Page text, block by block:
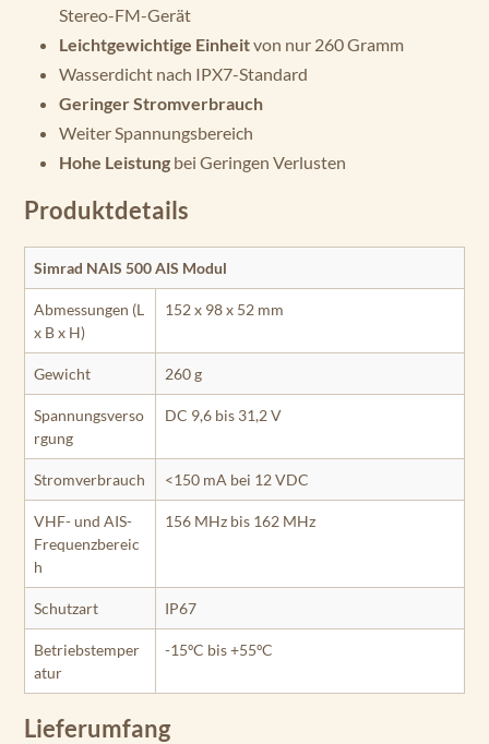
Stereo-FM-Gerät
Leichtgewichtige Einheitvon nur 260 Gramm
Wasserdicht nach IPX7-Standard
Geringer Stromverbrauch
Weiter Spannungsbereich
Hohe Leistung bei Geringen Verlusten
Produktdetails
Simrad NAIS 500 AIS Modul
Abmessungen (L
x B x H)
152 x 98 x 52 mm
Gewicht 260 g
Spannungsverso
rgung
DC 9,6 bis 31,2 V
Stromverbrauch <150 mA bei 12 VDC
VHF- und AIS-
Frequenzbereic
h
156 MHz bis 162 MHz
Schutzart IP67
Betriebstemper
atur
-15ºC bis +55ºC
Lieferumfang